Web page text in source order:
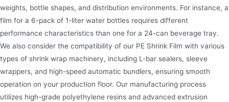
weights, bottle shapes, and distribution environments. For instance, a
film for a 6-pack of 1-liter water bottles requires different
performance characteristics than one for a 24-can beverage tray.
We also consider the compatibility of our PE Shrink Film with various
types of shrink wrap machinery, including L-bar sealers, sleeve
wrappers, and high-speed automatic bundlers, ensuring smooth
operation on your production floor. Our manufacturing process
utilizes high-grade polyethylene resins and advanced extrusion